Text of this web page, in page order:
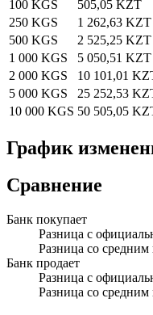
100 KGS
505,05 KZT
250 KGS
1 262,63 KZT
500 KGS
2 525,25 KZT
1 000 KGS
5 050,51 KZT
2 000 KGS
10 101,01
5 000 KGS
25 252,53
10 000 KGS 50 505,05
График
Сравнение
Банк покупает
Разница с
Разница со
Банк продает
Разница с
Разница со